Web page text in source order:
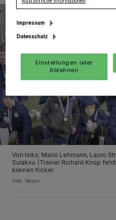
Von links: Mario Lehmann, Lauro
Sulaksu (Trainer Richard Knop
kleinen Kicker.
Foto: Verein
Impressum
Datenschutz
Einstellungen oder
Ablehnen